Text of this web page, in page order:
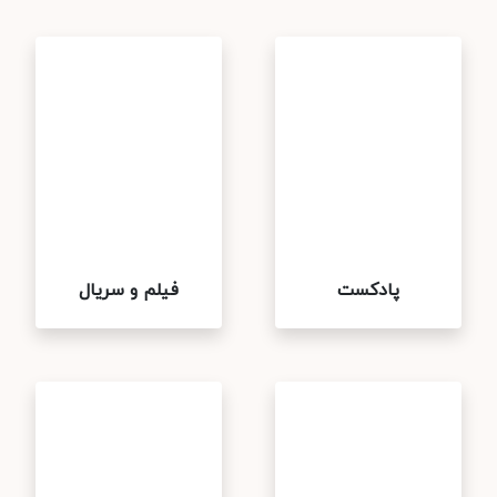
پادکست فیلم و سریال